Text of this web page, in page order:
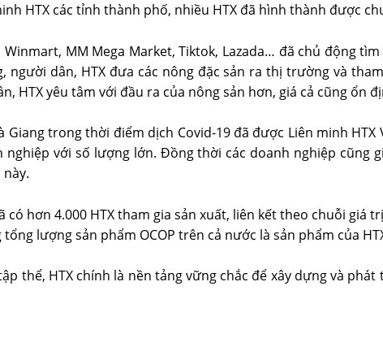
HTX các tỉnh thành phố, nhiều HTX đã hình thành được
MM Mega Market, Tiktok, Lazada… đã chủ động
dân, HTX đưa các nông đặc sản ra thị trường và
HTX yêu tâm với đầu ra của nông sản hơn, giá cả cũng ổn
Giang trong thời điểm dịch Covid-19 đã được Liên minh
với số lượng lớn. Đồng thời các doanh nghiệp cũng
có hơn 4.000 HTX tham gia sản xuất, liên kết theo chuỗi giá
lượng sản phẩm OCOP trên cả nước là sản phẩm của
thể, HTX chính là nền tảng vững chắc để xây dựng và